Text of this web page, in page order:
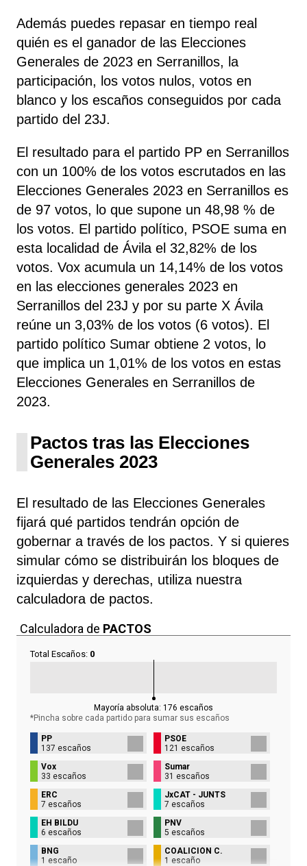
Además puedes repasar en tiempo real
quién es el ganador de las Elecciones
Generales de 2023 en Serranillos, la
participación, los votos nulos, votos en
blanco y los escaños conseguidos por cada
partido del 23J.
El resultado para el partido PP en Serranillos
con un 100% de los votos escrutados en las
Elecciones Generales 2023 en Serranillos es
de 97 votos, lo que supone un 48,98 % de
los votos. El partido político, PSOE suma en
esta localidad de Ávila el 32,82% de los
votos. Vox acumula un 14,14% de los votos
en las elecciones generales 2023 en
Serranillos del 23J y por su parte X Ávila
reúne un 3,03% de los votos (6 votos). El
partido político Sumar obtiene 2 votos, lo
que implica un 1,01% de los votos en estas
Elecciones Generales en Serranillos de
2023.
Pactos tras las Elecciones
Generales 2023
El resultado de las Elecciones Generales
fijará qué partidos tendrán opción de
gobernar a través de los pactos. Y si quieres
simular cómo se distribuirán los bloques de
izquierdas y derechas, utiliza nuestra
calculadora de pactos.
Calculadora de PACTOS
Total Escaños: 0
Mayoría absoluta: 176 escaños
*Pincha sobre cada partido para sumar sus escaños
PP
137 escaños
PSOE
121 escaños
Vox
33 escaños
Sumar
31 escaños
ERC
7 escaños
JxCAT - JUNTS
7 escaños
EH BILDU
6 escaños
PNV
5 escaños
BNG
1 escaño
COALICIÓN C.
1 escaño